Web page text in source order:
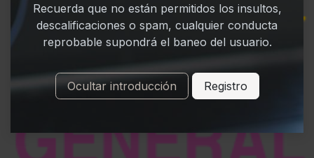
Recuerda que no están permitidos los insultos,
descalificaciones o spam, cualquier conducta
reprobable supondrá el baneo del usuario.
Ocultar introducción Registro